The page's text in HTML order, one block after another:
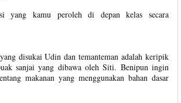
yang kamu peroleh di depan kelas secara
disukai Udin dan temanteman adalah keripik
sanjai yang dibawa oleh Siti. Benipun ingin
makanan yang menggunakan bahan dasar